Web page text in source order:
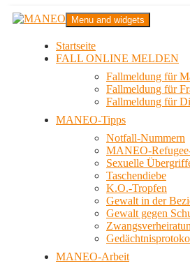
Zum
InhaltMANEO
Das schwule Anti-Gewalt-Projekt in
Menu and widgets
Startseite
FALL ONLINE MELDEN
Fallmeldung für
Fallmeldung für
Fallmeldung für
MANEO-Tipps
Notfall-Nummern
MANEO-
Sexuelle
Taschendiebe
K.O.-Tropfen
Gewalt in der
Gewalt gegen
MANEO-Arbeit